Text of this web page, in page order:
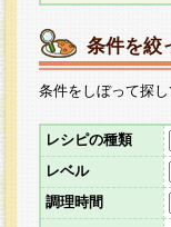
条件を絞
条件をしぼって探し
レシピの種類
レベル
調理時間